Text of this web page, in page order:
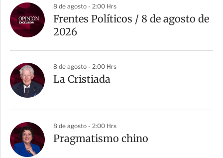
8 de agosto - 2:00 Hrs
Frentes Políticos / 8 de agosto de
2026
8 de agosto - 2:00 Hrs
La Cristiada
8 de agosto - 2:00 Hrs
Pragmatismo chino